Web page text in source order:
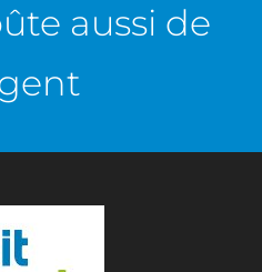
aussi de